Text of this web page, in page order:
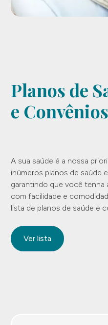
Planos de
e Convênios
A sua saúde é a nossa
inúmeros planos de saúde
garantindo que você
com facilidade e
lista de planos de saúde e
Ver lista